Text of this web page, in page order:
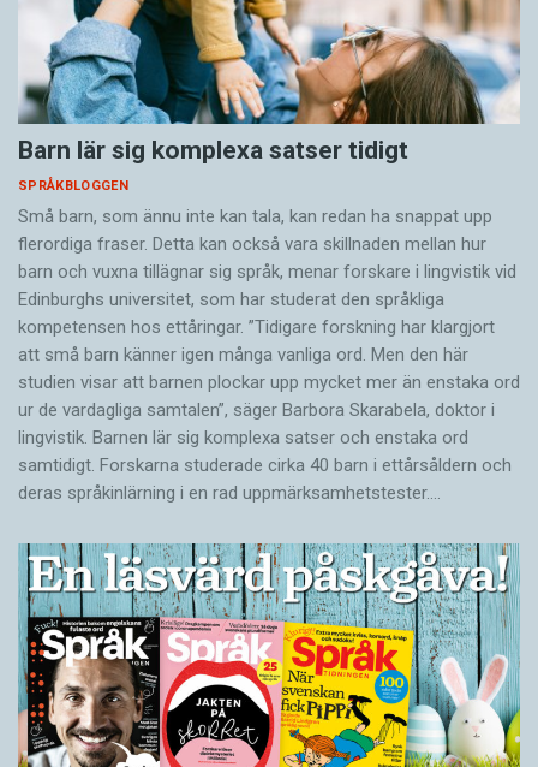
Barn lär sig komplexa satser tidigt
SPRÅKBLOGGEN
Små barn, som ännu inte kan tala, kan redan ha snappat upp
flerordiga fraser. Detta kan också vara skillnaden mellan hur
barn och vuxna tillägnar sig språk, menar forskare i lingvistik vid
Edinburghs universitet, som har studerat den språkliga
kompetensen hos ettåringar. ”Tidigare forskning har klargjort
att små barn känner igen många vanliga ord. Men den här
studien visar att barnen plockar upp mycket mer än enstaka ord
ur de vardagliga samtalen”, säger Barbora Skarabela, doktor i
lingvistik. Barnen lär sig komplexa satser och enstaka ord
samtidigt. Forskarna studerade cirka 40 barn i ettårsåldern och
deras språkinlärning i en rad uppmärksamhetstester.…